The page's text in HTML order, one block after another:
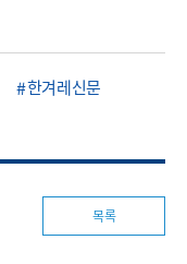
한겨레신문
목록